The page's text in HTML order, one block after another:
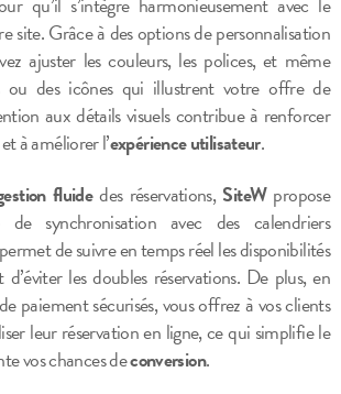
site. Grâce à des options de personnalisation
ajuster les couleurs, les polices, et même
ou des icônes qui illustrent votre offre de
aux détails visuels contribue à renforcer
à améliorer l’expérience utilisateur.
fluidedes réservations, SiteWpropose
synchronisation avec des calendriers
de suivre en temps réel les disponibilités
les doubles réservations. De plus, en
paiement sécurisés, vous offrez à vos clients
leur réservation en ligne, ce qui simplifie le
vos chances deconversion.